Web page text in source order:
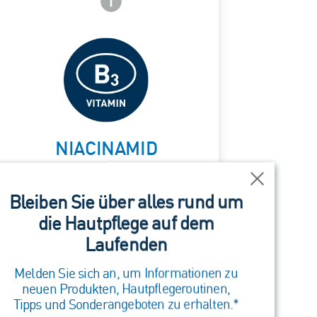
NIACINAMID
Beruhigt die
Haut
Schließen
Bleiben Sie über alles rund um
die Hautpflege auf dem
Laufenden
Melden Sie sich an, um Informationen zu
neuen Produkten, Hautpflegeroutinen,
Tipps und Sonderangeboten zu erhalten.*
Schließen
Bleiben Sie über alles rund um
die Hautpflege auf dem
Laufenden
Melden Sie sich an, um Informationen zu
neuen Produkten, Hautpflegeroutinen,
Tipps und Sonderangeboten zu erhalten.*